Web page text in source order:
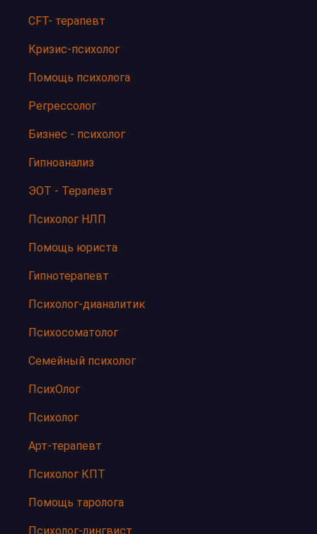
CFT- терапевт
Кризис-психолог
Помощь психолога
Регрессолог
Бизнес - психолог
Гипноанализ
ЭОТ - Терапевт
Психолог НЛП
Помощь юриста
Гипнотерапевт
Психолог-дианалитик
Психосоматолог
Семейный психолог
ПсихОлог
Психолог
Арт-терапевт
Психолог КПТ
Помощь таролога
Психолог-лингвист